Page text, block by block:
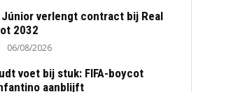
verlengt contract bij Real
2032
06/08/2026
voet bij stuk: FIFA-boycot
aanblijft